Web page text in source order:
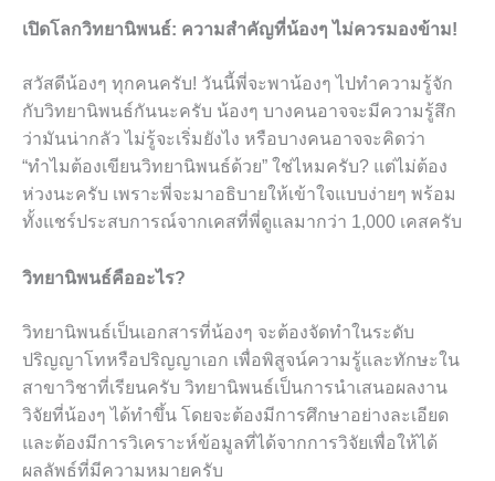
เปิดโลกวิทยานิพนธ์: ความสำคัญที่น้องๆ ไม่ควรมองข้าม!
สวัสดีน้องๆ ทุกคนครับ! วันนี้พี่จะพาน้องๆ ไปทำความรู้จัก
กับวิทยานิพนธ์กันนะครับ น้องๆ บางคนอาจจะมีความรู้สึก
ว่ามันน่ากลัว ไม่รู้จะเริ่มยังไง หรือบางคนอาจจะคิดว่า
“ทำไมต้องเขียนวิทยานิพนธ์ด้วย” ใช่ไหมครับ? แต่ไม่ต้อง
ห่วงนะครับ เพราะพี่จะมาอธิบายให้เข้าใจแบบง่ายๆ พร้อม
ทั้งแชร์ประสบการณ์จากเคสที่พี่ดูแลมากว่า 1,000 เคสครับ
วิทยานิพนธ์คืออะไร?
วิทยานิพนธ์เป็นเอกสารที่น้องๆ จะต้องจัดทำในระดับ
ปริญญาโทหรือปริญญาเอก เพื่อพิสูจน์ความรู้และทักษะใน
สาขาวิชาที่เรียนครับ วิทยานิพนธ์เป็นการนำเสนอผลงาน
วิจัยที่น้องๆ ได้ทำขึ้น โดยจะต้องมีการศึกษาอย่างละเอียด
และต้องมีการวิเคราะห์ข้อมูลที่ได้จากการวิจัยเพื่อให้ได้
ผลลัพธ์ที่มีความหมายครับ